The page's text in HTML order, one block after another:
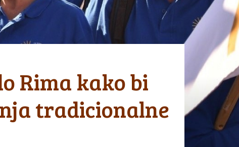
Rima kako bi
tradicionalne